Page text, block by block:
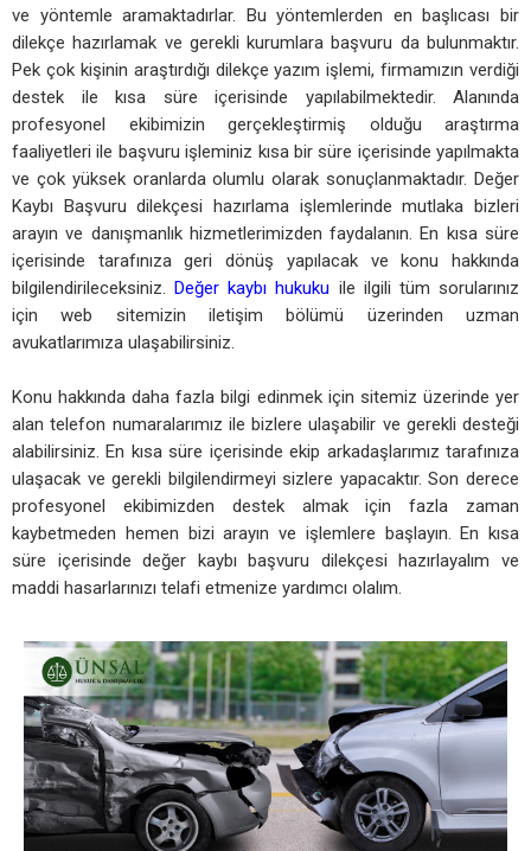
ve yöntemle aramaktadırlar. Bu yöntemlerden en başlıcası bir
dilekçe hazırlamak ve gerekli kurumlara başvuru da bulunmaktır.
Pek çok kişinin araştırdığı dilekçe yazım işlemi, firmamızın verdiği
destek ile kısa süre içerisinde yapılabilmektedir. Alanında
profesyonel ekibimizin gerçekleştirmiş olduğu araştırma
faaliyetleri ile başvuru işleminiz kısa bir süre içerisinde yapılmakta
ve çok yüksek oranlarda olumlu olarak sonuçlanmaktadır. Değer
Kaybı Başvuru dilekçesi hazırlama işlemlerinde mutlaka bizleri
arayın ve danışmanlık hizmetlerimizden faydalanın. En kısa süre
içerisinde tarafınıza geri dönüş yapılacak ve konu hakkında
bilgilendirileceksiniz.Değer kaybı hukuku ile ilgili tüm sorularınız
için web sitemizin iletişim bölümü üzerinden uzman
avukatlarımıza ulaşabilirsiniz.
Konu hakkında daha fazla bilgi edinmek için sitemiz üzerinde yer
alan telefon numaralarımız ile bizlere ulaşabilir ve gerekli desteği
alabilirsiniz. En kısa süre içerisinde ekip arkadaşlarımız tarafınıza
ulaşacak ve gerekli bilgilendirmeyi sizlere yapacaktır. Son derece
profesyonel ekibimizden destek almak için fazla zaman
kaybetmeden hemen bizi arayın ve işlemlere başlayın. En kısa
süre içerisinde değer kaybı başvuru dilekçesi hazırlayalım ve
maddi hasarlarınızı telafi etmenize yardımcı olalım.